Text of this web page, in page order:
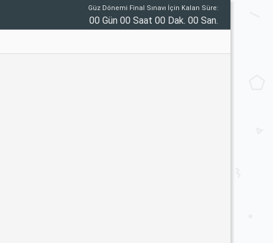
Güz Dönemi Final Sınavı İçin Kalan Süre:
00 Gün 00 Saat 00 Dak. 00 San.